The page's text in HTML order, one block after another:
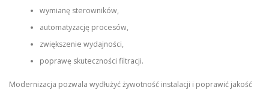
wymianę sterowników,
automatyzację procesów,
zwiększenie wydajności,
poprawę skuteczności filtracji.
Modernizacja pozwala wydłużyć żywotność instalacji i poprawić jakość